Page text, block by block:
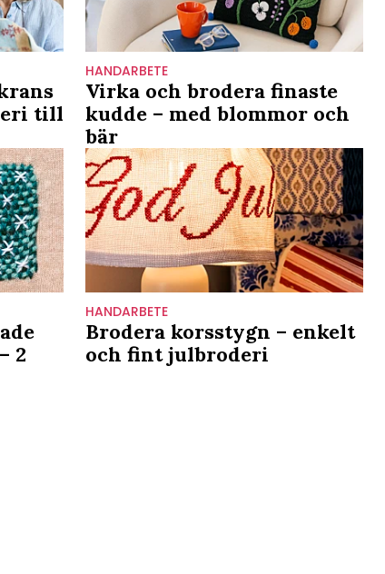
till
2
HANDARBETE
Virka och brodera finaste
kudde – med blommor och
bär
HANDARBETE
Brodera korsstygn – enkelt
och fint julbroderi